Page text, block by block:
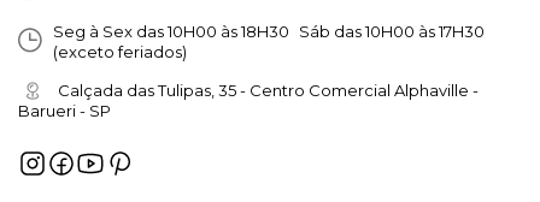
Seg à Sex das 10H00 às 18H30 Sáb das 10H00 às 17H30
(exceto feriados)
Calçada das Tulipas, 35 - Centro Comercial Alphaville -
Barueri - SP